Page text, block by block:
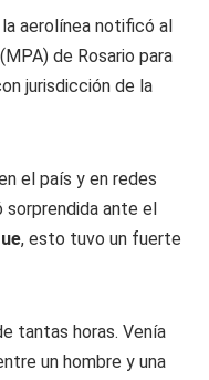
aerolínea notificó al
de Rosario para
jurisdicción de la
el país y en redes
ante el
, esto tuvo un fuerte
tantas horas. Venía
un hombre y una